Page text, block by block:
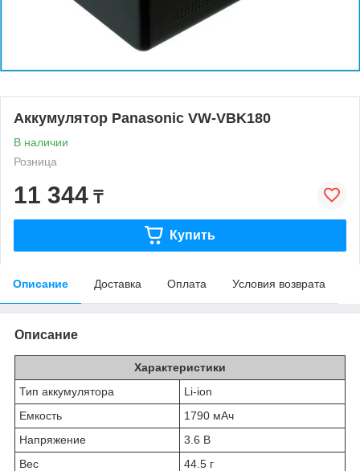
Аккумулятор Panasonic VW-VBK180
В наличии
Розница
11 344 ₸
Купить
Описание Доставка Оплата Условия возврата
Описание
Характеристики
Тип аккумулятора
Li-ion
Емкость
1790 мАч
Напряжение
3.6 В
Вес
44.5 г